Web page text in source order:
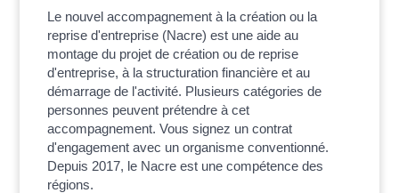
Le nouvel accompagnement à la création ou la
reprise d'entreprise (Nacre) est une aide au
montage du projet de création ou de reprise
d'entreprise, à la structuration financière et au
démarrage de l'activité. Plusieurs catégories de
personnes peuvent prétendre à cet
accompagnement. Vous signez un contrat
d'engagement avec un organisme conventionné.
Depuis 2017, le Nacre est une compétence des
régions.